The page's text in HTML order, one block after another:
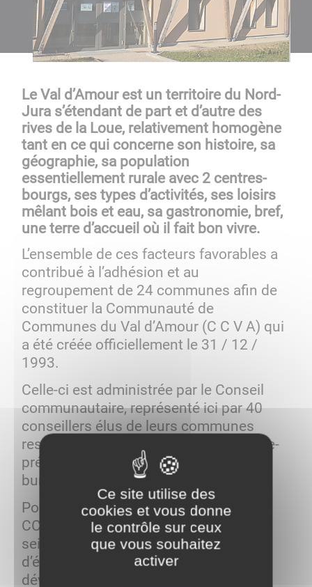
Le Val d’Amour est un territoire du Nord-
Jura s’étendant de part et d’autre des
rives de la Loue, relativement homogène
tant en ce qui concerne son histoire, sa
géographie, sa population
essentiellement rurale avec 2 centres-
bourgs, ses types d’activités, ses loisirs
mêlant bois et eau, sa gastronomie, bref,
une terre d’accueil où il fait bon vivre.
L’ensemble de ces facteurs favorables a
contribué à l’adhésion et au
regroupement de 24 communes afin de
constituer la Communauté de
Communes du Val d’Amour (C C V A) qui
a été créée officiellement le 31 / 12 /
1993.
Celle-ci est administrée par le Conseil
communautaire, représenté ici par 40
conseillers élus de leurs communes
respectives, avec un Président et 8 vice-
présidents formant actuellement le
bureau.
Pour ses 9300 habitants, l’objet de la
CCVA est d’associer les communes au
sein d’un espace de solidarité en vue
d’élaborer un projet commun de
développement et d’aménagement du
Ce site utilise des
cookies et vous donne
le contrôle sur ceux
que vous souhaitez
activer